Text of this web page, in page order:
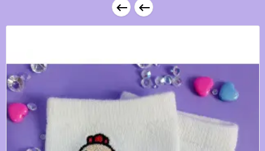
 